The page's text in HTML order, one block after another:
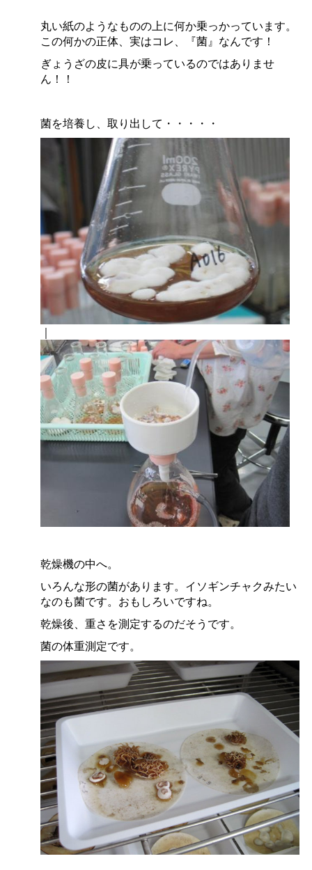
丸い紙のようなものの上に何か乗っかっています。
この何かの正体、実はコレ、『菌』なんです！
ぎょうざの皮に具が乗っているのではありませ
ん！！
菌を培養し、取り出して・・・・・
｜
乾燥機の中へ。
いろんな形の菌があります。イソギンチャクみたい
なのも菌です。おもしろいですね。
乾燥後、重さを測定するのだそうです。
菌の体重測定です。